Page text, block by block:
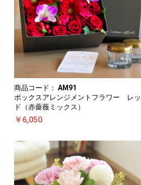
商品コード： AM91
ボックスアレンジメントフラワー レッ
ド（赤薔薇ミックス）
￥6,050